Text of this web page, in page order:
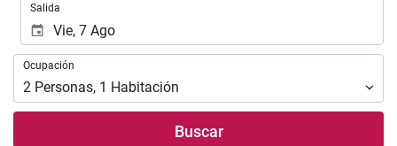
Salida
Ocupación
Ocupación
2 Personas, 1 Habitación
Buscar